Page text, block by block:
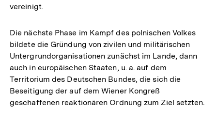
vereinigt.
Die nächste Phase im Kampf des polnischen Volkes
bildete die Gründung von zivilen und militärischen
Untergrundorganisationen zunächst im Lande, dann
auch in europäischen Staaten, u. a. auf dem
Territorium des Deutschen Bundes, die sich die
Beseitigung der auf dem Wiener Kongreß
geschaffenen reaktionären Ordnung zum Ziel setzten.